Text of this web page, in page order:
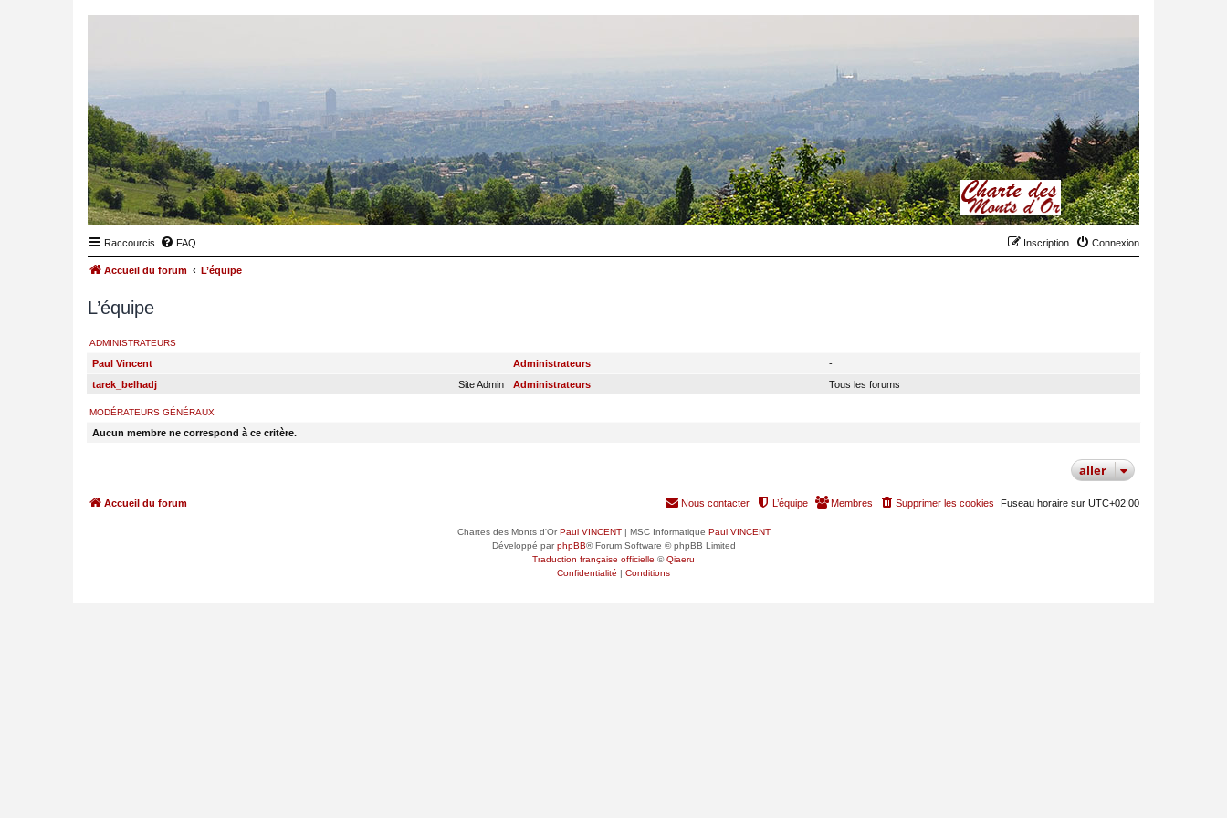
Raccourcis FAQ Connexion
Inscription
Accueil du forum L’équipe
L’équipe
ADMINISTRATEURS
Paul Vincent Administrateurs
-
Site Admin
tarek_belhadj Administrateurs Tous les forums
MODÉRATEURS GÉNÉRAUX
Aucun membre ne correspond à ce critère.
aller
Accueil du forum Fuseau horaire sur UTC+02:00
Supprimer les cookies
Membres
L’équipe
Nous contacter
Chartes des Monts d'OrPaul VINCENT| MSC Informatique Paul VINCENT
Développé parphpBB® Forum Software © phpBB Limited
Traduction française officielle ©Qiaeru
Confidentialité | Conditions